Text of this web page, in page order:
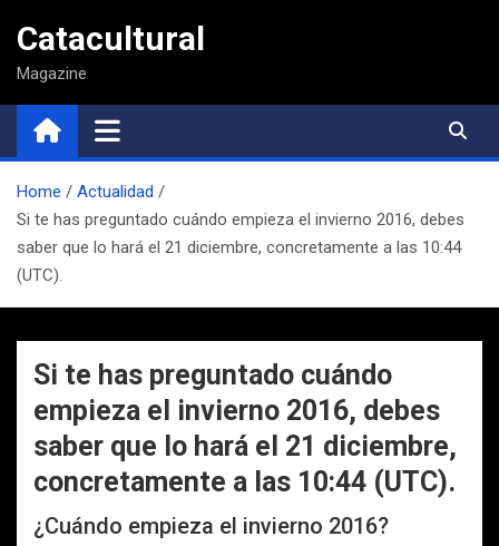
contenido
Catacultural
Magazine
Home
Actualidad
Si te has preguntado cuándo empieza el invierno 2016, debes
saber que lo hará el 21 diciembre, concretamente a las 10:44
(UTC).
Si te has preguntado cuándo
empieza el invierno 2016, debes
saber que lo hará el 21 diciembre,
concretamente a las 10:44 (UTC).
¿Cuándo empieza el invierno 2016?